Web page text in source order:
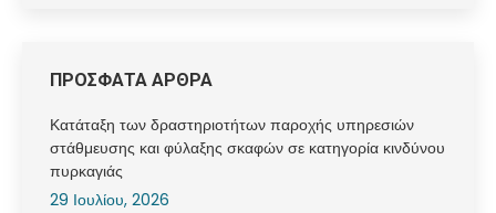
ΠΡΟΣΦΑΤΑ ΑΡΘΡΑ
Κατάταξη των δραστηριοτήτων παροχής υπηρεσιών
στάθμευσης και φύλαξης σκαφών σε κατηγορία κινδύνου
πυρκαγιάς
29 Ιουλίου, 2026